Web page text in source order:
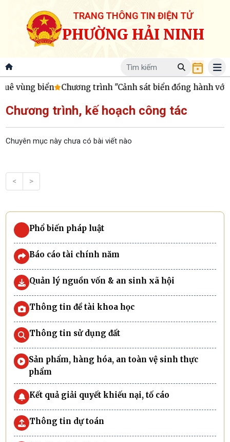
TRANG THÔNG TIN ĐIỆN TỬ
PHƯỜNG HẢI NINH
vùng biển Chương trình "Cảnh sát biển đồng hành với
Chương trình, kế hoạch công tác
Chuyên mục này chưa có bài viết nào
< >
Phổ biến pháp luật
Báo cáo tài chính năm
Quản lý nguồn vốn & an sinh xã hội
Thông tin đề tài khoa học
Thông tin sử dụng đất
Sản phẩm, hàng hóa, an toàn vệ sinh thực
phẩm
Kết quả giải quyết khiếu nại, tố cáo
Thông tin dự toán